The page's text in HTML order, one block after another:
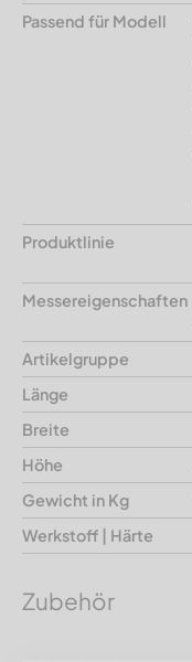
Passend für Modell
Produktlinie
Messereigenschaften
Artikelgruppe
Länge
Breite
Höhe
Gewicht in Kg
Werkstoff | Härte
Zubehör